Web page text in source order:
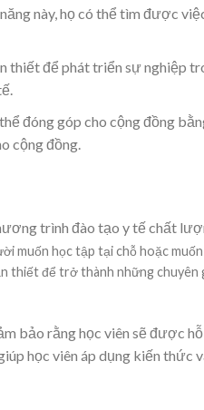
này, họ có thể tìm được
thiết để phát triển sự nghiệp
đóng góp cho cộng đồng
cộng đồng.
trình đào tạo y tế chất
muốn học tập tại chỗ hoặc muốn
thiết để trở thành những chuyên
bảo rằng học viên sẽ được hỗ
học viên áp dụng kiến thức